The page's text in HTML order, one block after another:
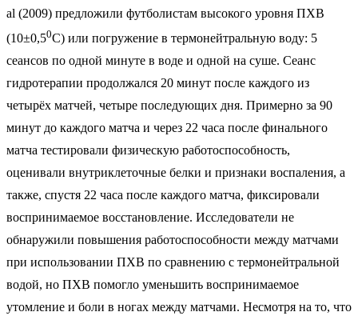
al (2009) предложили футболистам высокого уровня ПХВ
(10±0,50С) или погружение в термонейтральную воду: 5
сеансов по одной минуте в воде и одной на суше. Сеанс
гидротерапии продолжался 20 минут после каждого из
четырёх матчей, четыре последующих дня. Примерно за 90
минут до каждого матча и через 22 часа после финального
матча тестировали физическую работоспособность,
оценивали внутриклеточные белки и признаки воспаления, а
также, спустя 22 часа после каждого матча, фиксировали
воспринимаемое восстановление. Исследователи не
обнаружили повышения работоспособности между матчами
при использовании ПХВ по сравнению с термонейтральной
водой, но ПХВ помогло уменьшить воспринимаемое
утомление и боли в ногах между матчами. Несмотря на то, что